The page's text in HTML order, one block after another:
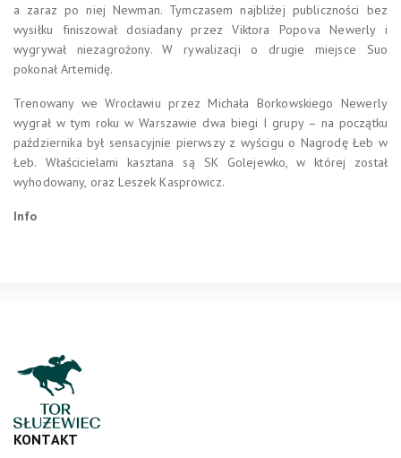
a zaraz po niej Newman. Tymczasem najbliżej publiczności bez
wysiłku finiszował dosiadany przez Viktora Popova Newerly i
wygrywał niezagrożony. W rywalizacji o drugie miejsce Suo
pokonał Artemidę.
Trenowany we Wrocławiu przez Michała Borkowskiego Newerly
wygrał w tym roku w Warszawie dwa biegi I grupy – na początku
października był sensacyjnie pierwszy z wyścigu o Nagrodę Łeb w
Łeb. Właścicielami kasztana są SK Golejewko, w której został
wyhodowany, oraz Leszek Kasprowicz.
Info
KONTAKT